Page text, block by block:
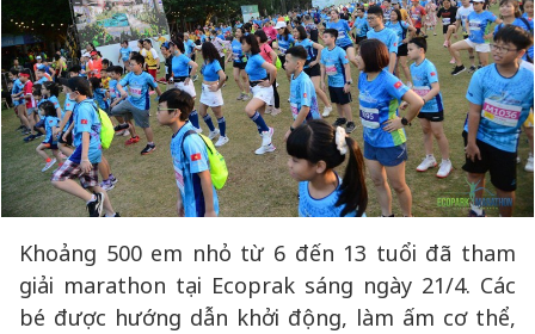
Khoảng 500 em nhỏ từ 6 đến 13 tuổi đã tham
giải marathon tại Ecoprak sáng ngày 21/4. Các
bé được hướng dẫn khởi động, làm ấm cơ thể,